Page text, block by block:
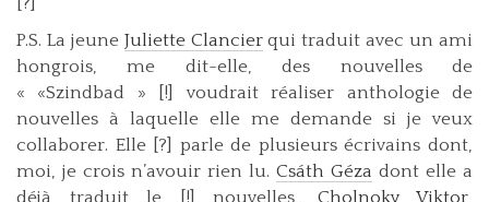
P.S. La jeune Juliette Clancierqui traduit avec un ami
hongrois, me dit-elle, des nouvelles de
« «Szindbad » [!] voudrait réaliser anthologie de
nouvelles à laquelle elle me demande si je veux
collaborer. Elle [?] parle de plusieurs écrivains dont,
moi, je crois n’avouir rien lu. Csáth Géza dont elle a
déjà traduit le [!] nouvelles, Cholnoky Viktor,